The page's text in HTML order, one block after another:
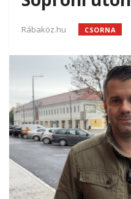
Rábaköz.hu CSORNA